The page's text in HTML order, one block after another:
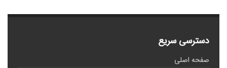
دسترسی سریع
صفحه اصلی